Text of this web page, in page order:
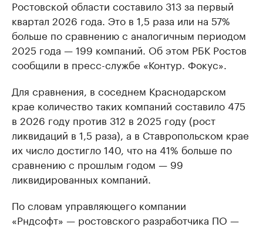
Ростовской области составило 313 за первый
квартал 2026 года. Это в 1,5 раза или на 57%
больше по сравнению с аналогичным периодом
2025 года — 199 компаний. Об этом РБК Ростов
сообщили в пресс-службе «Контур. Фокус».
Для сравнения, в соседнем Краснодарском
крае количество таких компаний составило 475
в 2026 году против 312 в 2025 году (рост
ликвидаций в 1,5 раза), а в Ставропольском крае
их число достигло 140, что на 41% больше по
сравнению с прошлым годом — 99
ликвидированных компаний.
По словам управляющего компании
«Рндсофт» — ростовского разработчика ПО —